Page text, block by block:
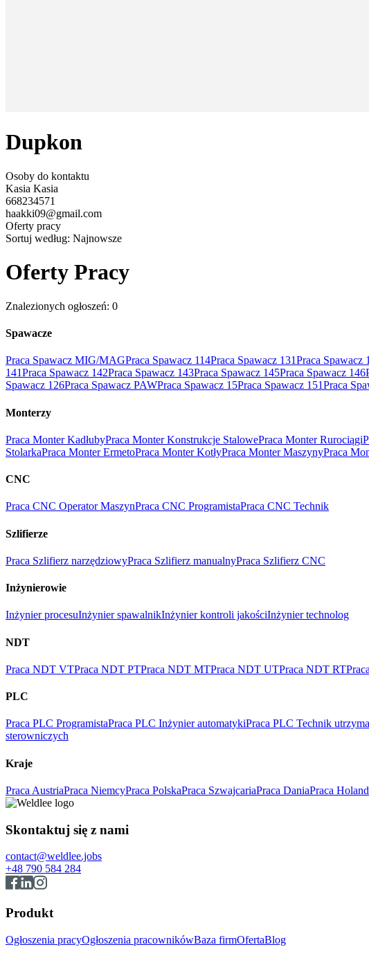
Dupkon
Osoby do kontaktu
Kasia Kasia
668234571
haakki09@gmail.com
Oferty pracy
Sortuj według: Najnowsze
Oferty Pracy
Znalezionych ogłoszeń: 0
Spawacze
Praca Spawacz MIG/MAGPraca Spawacz 114Praca Spawacz 131Praca Spawacz
141Praca Spawacz 142Praca Spawacz 143Praca Spawacz 145Praca Spawacz 146
Spawacz 126Praca Spawacz PAWPraca Spawacz 15Praca Spawacz 151Praca
Monterzy
Praca Monter KadłubyPraca Monter Konstrukcje StalowePraca Monter Rurociągi
StolarkaPraca Monter ErmetoPraca Monter KotłyPraca Monter MaszynyPraca
CNC
Praca CNC Operator MaszynPraca CNC ProgramistaPraca CNC Technik
Szlifierze
Praca Szlifierz narzędziowyPraca Szlifierz manualnyPraca Szlifierz CNC
Inżynierowie
Inżynier procesuInżynier spawalnikInżynier kontroli jakościInżynier technolog
NDT
Praca NDT VTPraca NDT PTPraca NDT MTPraca NDT UTPraca NDT RT
PLC
Praca PLC ProgramistaPraca PLC Inżynier automatykiPraca PLC Technik
sterowniczych
Kraje
Praca AustriaPraca NiemcyPraca PolskaPraca SzwajcariaPraca DaniaPraca
Skontaktuj się z nami
contact@weldlee.jobs
+48 790 584 284
Produkt
Ogłoszenia pracyOgłoszenia pracownikówBaza firmOfertaBlog